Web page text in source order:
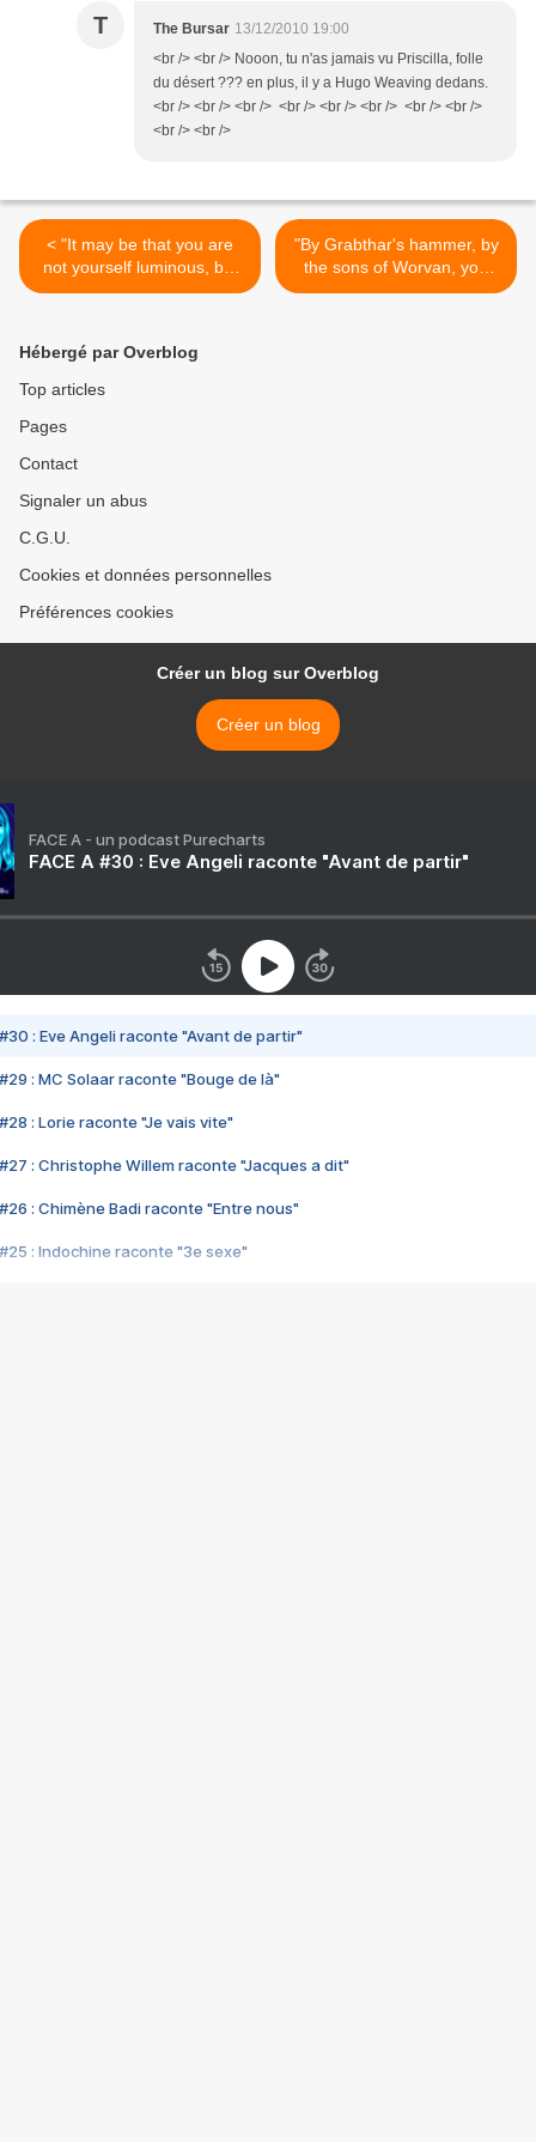
T The Bursar 13/12/2010 19:00
<br /> <br /> Nooon, tu n'as jamais vu Priscilla, folle
du désert ??? en plus, il y a Hugo Weaving dedans.
<br /> <br /> <br /> <br /> <br /> <br /> <br /> <br />
<br /> <br />
< "It may be that you are
not yourself luminous, but
you are a conductor of
"By Grabthar's hammer, by
the sons of Worvan, you
shall be avenged." >
Hébergé par Overblog
Top articles
Pages
Contact
Signaler un abus
C.G.U.
Cookies et données personnelles
Préférences cookies
Créer un blog sur Overblog
Créer un blog
FACE A - un podcast Purecharts
FACE A #30 : Eve Angeli raconte "Avant de partir"
#30 : Eve Angeli raconte "Avant de partir"
#29 : MC Solaar raconte "Bouge de là"
#28 : Lorie raconte "Je vais vite"
#27 : Christophe Willem raconte "Jacques a dit"
#26 : Chimène Badi raconte "Entre nous"
#25 : Indochine raconte "3e sexe"